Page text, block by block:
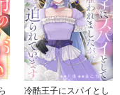
冷酷王子にスパイとし